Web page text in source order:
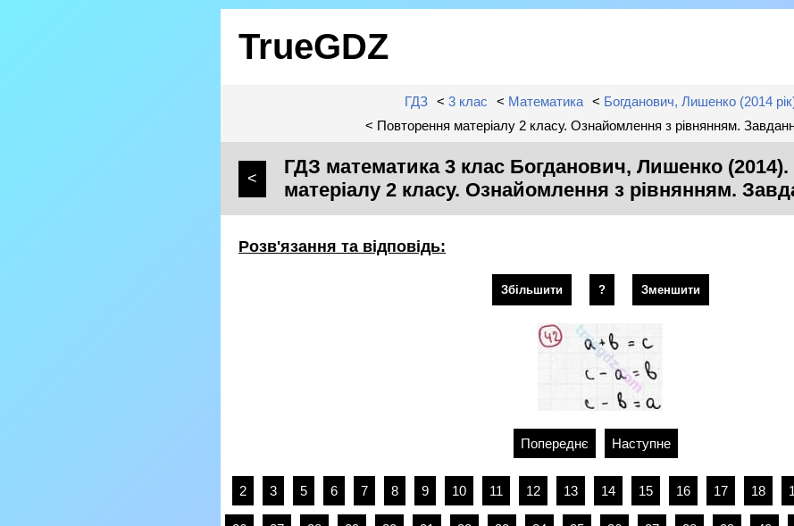
TrueGDZ
ГДЗ < 3 клас < Математика < Богданович, Лишенко (2014
< Повторення матеріалу 2 класу. Ознайомлення з рівнянням.
<
ГДЗ математика 3 клас Богданович, Лишенко
матеріалу 2 класу. Ознайомлення з рівнянням.
Розв'язання та відповідь:
Збільшити ? Зменшити
Попереднє Наступне
2 3 5 6 7 8 9 10 11 12 13 14 15 16 17 18